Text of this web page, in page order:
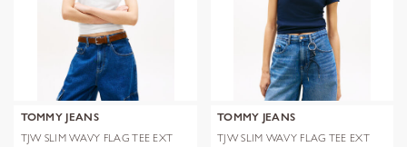
TOMMY JEANS
TJW SLIM WAVY FLAG TEE EXT
TOMMY JEANS
TJW SLIM WAVY FLAG TEE EXT